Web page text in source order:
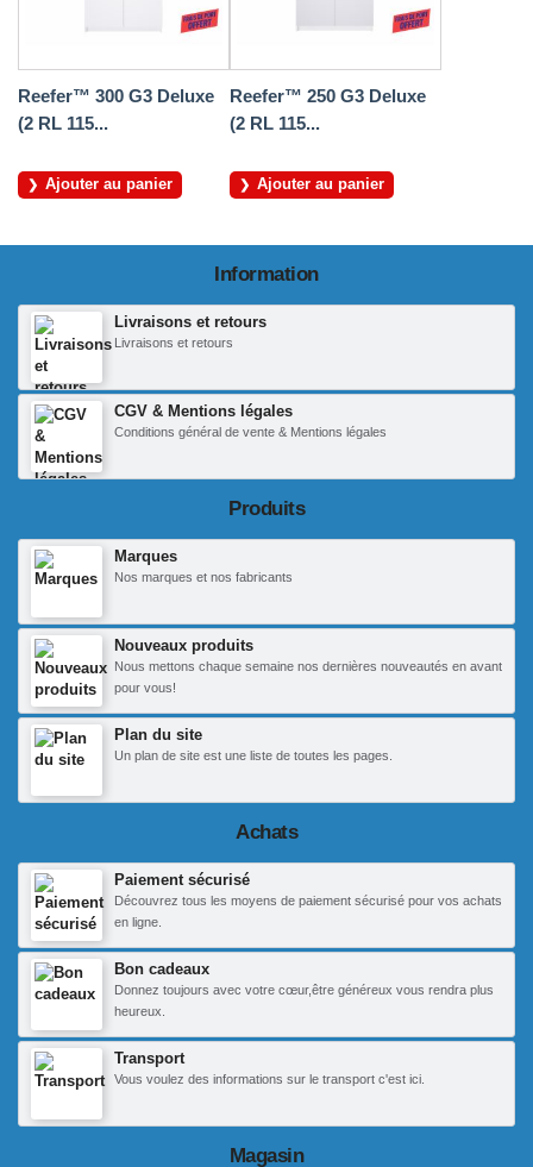
Reefer™ 300 G3 Deluxe
(2 RL 115...
Ajouter au panier
Reefer™ 250 G3 Deluxe
(2 RL 115...
Ajouter au panier
Information
Livraisons et retours
Livraisons et retours
CGV & Mentions légales
Conditions général de vente & Mentions légales
Produits
Marques
Nos marques et nos fabricants
Nouveaux produits
Nous mettons chaque semaine nos dernières nouveautés en avant
pour vous!
Plan du site
Un plan de site est une liste de toutes les pages.
Achats
Paiement sécurisé
Découvrez tous les moyens de paiement sécurisé pour vos achats
en ligne.
Bon cadeaux
Donnez toujours avec votre cœur,être généreux vous rendra plus
heureux.
Transport
Vous voulez des informations sur le transport c'est ici.
Magasin